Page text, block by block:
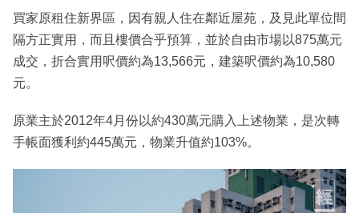
買家原租住新界區，因有親人住在鄰近屋苑，及見此單位間
隔方正實用，而且樓價合乎預算，並於自由市場以875萬元
成交，折合實用呎價約為13,566元，建築呎價約為10,580
元。
原業主於2012年4月份以約430萬元購入上述物業，是次轉
手帳面獲利約445萬元，物業升值約103%。